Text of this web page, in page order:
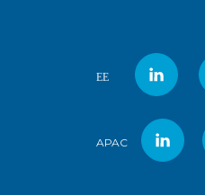
ΕΕ
APAC